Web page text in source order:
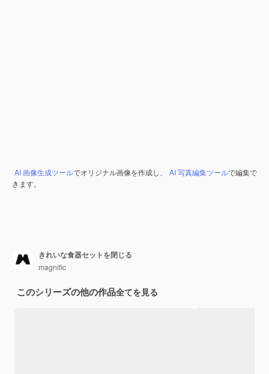
AI 画像生成ツールでオリジナル画像を作成し、 AI 写真編集ツールで編集で
きます。
きれいな食器セットを閉じる
magnific
このシリーズの他の作品全てを見る